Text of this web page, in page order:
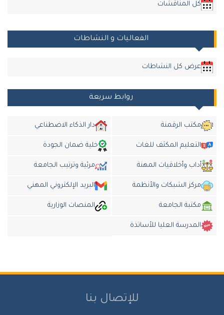
كل المناقشات
الفعاليات و النشاطات
عرض كل النشاطات
روابط سريعة
مكتب الرقمنة دار الذكاء الاضطناعي
التعليم المكثف للغات خلية ضمان الجودة
أداب وأخلاقيات المهنة مرئية وترتيب الجامعة
مركز الشبكات والأنظمة البريد الإلكتروني المهني
مكتبة الجامعة المنصات الوزارية
المدرسة العليا للأساتذة
للإتصال بنا